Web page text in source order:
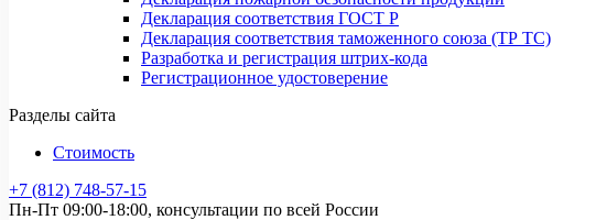
Декларация соответствия ГОСТ Р
Декларация соответствия таможенного союза (ТР ТС)
Разработка и регистрация штрих-кода
Регистрационное удостоверение
Разделы сайта
Стоимость
+7 (812) 748-57-15
Пн-Пт 09:00-18:00, консультации по всей России